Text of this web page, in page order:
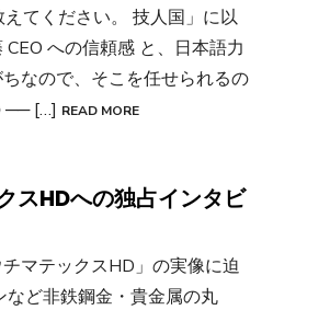
てください。 技人国」に以
への信頼感 と、日本語力
なので、そこを任せられるの
── […] READ MORE
スHDへの独占インタビ
マテックスHD」の実像に迫
ど非鉄鋼金・貴金属の丸